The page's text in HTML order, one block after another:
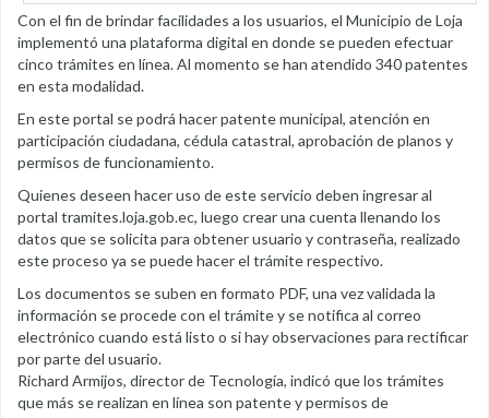
Con el fin de brindar facilidades a los usuarios, el Municipio de Loja
implementó una plataforma digital en donde se pueden efectuar
cinco trámites en línea. Al momento se han atendido 340 patentes
en esta modalidad.
En este portal se podrá hacer patente municipal, atención en
participación ciudadana, cédula catastral, aprobación de planos y
permisos de funcionamiento.
Quienes deseen hacer uso de este servicio deben ingresar al
portal tramites.loja.gob.ec, luego crear una cuenta llenando los
datos que se solicita para obtener usuario y contraseña, realizado
este proceso ya se puede hacer el trámite respectivo.
Los documentos se suben en formato PDF, una vez validada la
información se procede con el trámite y se notifica al correo
electrónico cuando está listo o si hay observaciones para rectificar
por parte del usuario.
Richard Armijos, director de Tecnología, indicó que los trámites
que más se realizan en línea son patente y permisos de